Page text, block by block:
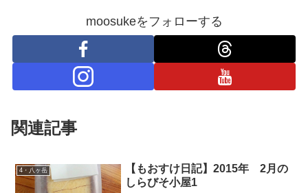
moosukeをフォローする
関連記事
4・八ヶ岳
【もおすけ日記】2015年 2月の
しらびそ小屋1